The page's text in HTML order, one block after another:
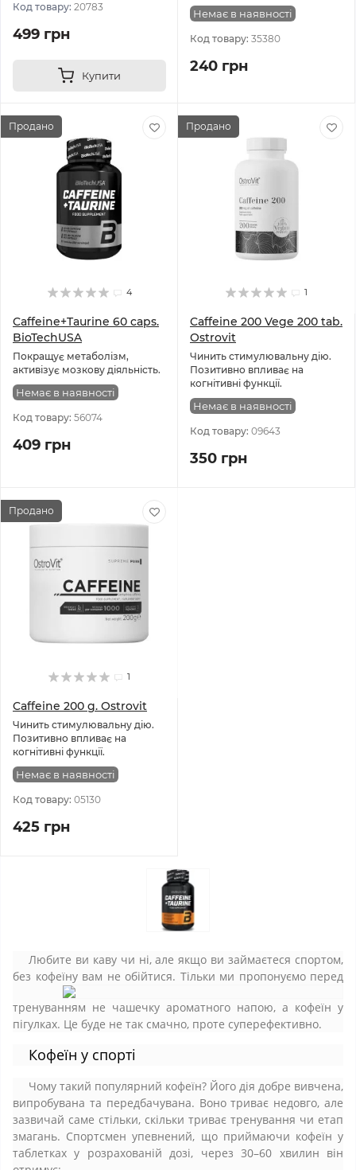
Код товару: 20783
499 грн
Купити
Немає в наявності
Код товару: 35380
240 грн
Продано
4
Caffeine+Taurine 60 caps.
BioTechUSA
Покращує метаболізм,
активізує мозкову діяльність.
Немає в наявності
Код товару: 56074
409 грн
Продано
1
Caffeine 200 Vege 200 tab.
Ostrovit
Чинить стимулювальну дію.
Позитивно впливає на
когнітивні функції.
Немає в наявності
Код товару: 09643
350 грн
Продано
1
Caffeine 200 g. Ostrovit
Чинить стимулювальну дію.
Позитивно впливає на
когнітивні функції.
Немає в наявності
Код товару: 05130
425 грн
Любите ви каву чи ні, але якщо ви займаєтеся спортом,
без кофеїну вам не обійтися. Тільки ми пропонуємо перед
тренуванням не чашечку ароматного напою, а кофеїн у
пігулках. Це буде не так смачно, проте суперефективно.
Кофеїн у спорті
Чому такий популярний кофеїн? Його дія добре вивчена,
випробувана та передбачувана. Воно триває недовго, але
зазвичай саме стільки, скільки триває тренування чи етап
змагань. Спортсмен упевнений, що приймаючи кофеїн у
таблетках у розрахованій дозі, через 30–60 хвилин він